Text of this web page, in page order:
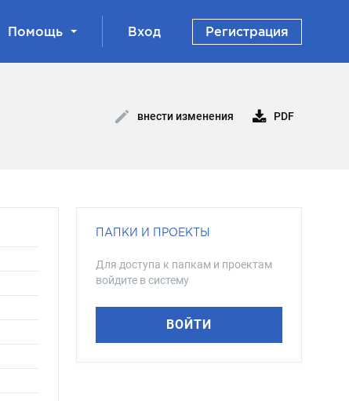
Помощь Вход Регистрация
внести изменения PDF
ПАПКИ И ПРОЕКТЫ
Для доступа к папкам и проектам
войдите в систему
ВОЙТИ